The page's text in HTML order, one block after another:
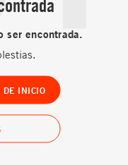
ser encontrada.
DE INICIO